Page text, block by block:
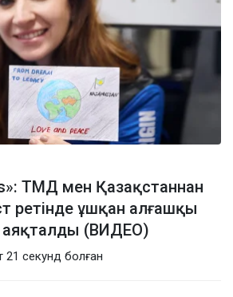
ТМД мен Қазақстаннан
ретінде ұшқан алғашқы
аяқталды (ВИДЕО)
21 секунд болған